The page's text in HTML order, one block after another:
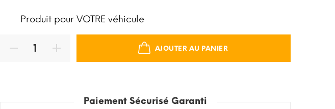
Produit pour VOTRE véhicule
AJOUTER AU PANIER
Paiement Sécurisé Garanti